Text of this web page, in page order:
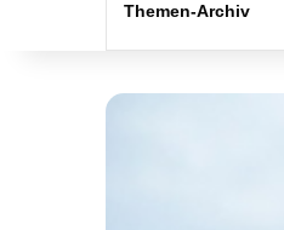
Themen-Archiv